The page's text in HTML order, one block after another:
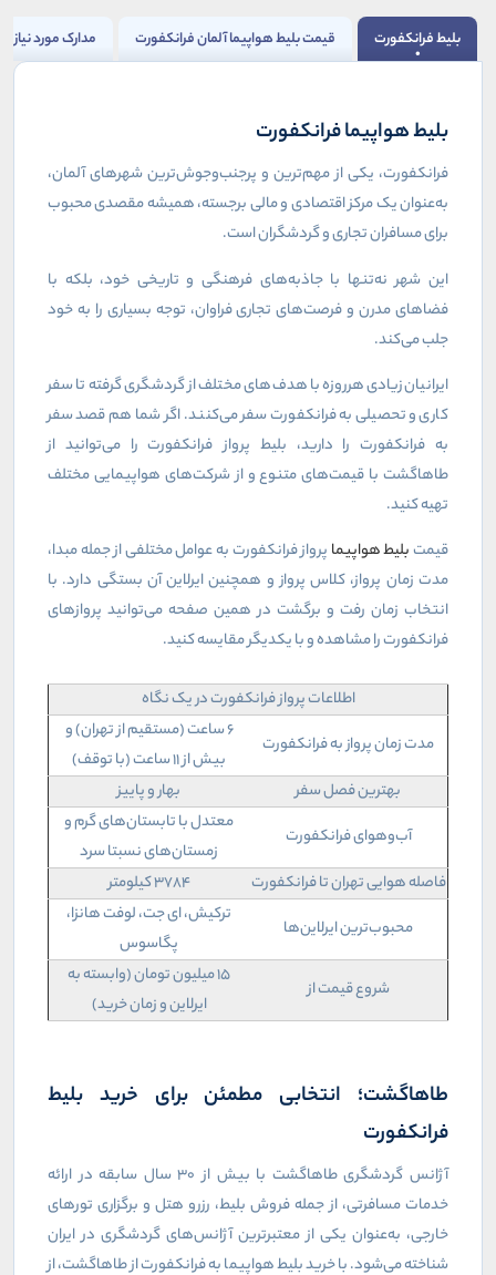
بلیط فرانکفورت قیمت بلیط هواپیما آلمان فرانکفورت مدارک مورد نیاز
بلیط هواپیما فرانکفورت
فرانکفورت، یکی از مهم‌ترین و پرجنب‌وجوش‌ترین شهرهای آلمان،
به‌عنوان یک مرکز اقتصادی و مالی برجسته، همیشه مقصدی محبوب
برای مسافران تجاری و گردشگران است.
این شهر نه‌تنها با جاذبه‌های فرهنگی و تاریخی خود، بلکه با
فضاهای مدرن و فرصت‌های تجاری فراوان، توجه بسیاری را به خود
جلب می‌کند.
ایرانیان زیادی هرروزه با هدف‌های مختلف از گردشگری گرفته تا سفر
کاری و تحصیلی به فرانکفورت سفر می‌کنند. اگر شما هم قصد سفر
به فرانکفورت را دارید، بلیط پرواز فرانکفورت را می‌توانید از
طاهاگشت با قیمت‌های متنوع و از شرکت‌های هواپیمایی مختلف
تهیه کنید.
قیمتبلیط هواپیما پرواز فرانکفورت به عوامل مختلفی از جمله مبدا،
مدت زمان پرواز، کلاس پرواز و همچنین ایرلاین آن بستگی دارد. با
انتخاب زمان رفت و برگشت در همین صفحه می‌توانید پروازهای
فرانکفورت را مشاهده و با یکدیگر مقایسه کنید.
اطلاعات پرواز فرانکفورت در یک نگاه
مدت زمان پرواز به فرانکفورت
۶ ساعت (مستقیم از تهران) و
بیش از ۱۱ ساعت (با توقف)
بهترین فصل سفر
بهار و پاییز
آب‌وهوای فرانکفورت
معتدل با تابستان‌های گرم و
زمستان‌های نسبتا سرد
فاصله هوایی تهران تا فرانکفورت
۳۷۸۴ کیلومتر
محبوب‌ترین ایرلاین‌ها
ترکیش، ای جت، لوفت هانزا،
پگاسوس
شروع قیمت از
۱۵ میلیون تومان (وابسته به
ایرلاین و زمان خرید)
طاهاگشت؛ انتخابی مطمئن برای خرید بلیط
فرانکفورت
آژانس گردشگری طاهاگشت با بیش از ۳۰ سال سابقه در ارائه
خدمات مسافرتی، از جمله فروش بلیط، رزرو هتل و برگزاری تورهای
خارجی، به‌عنوان یکی از معتبرترین آژانس‌های گردشگری در ایران
شناخته می‌شود. با خرید بلیط هواپیما به فرانکفورت از طاهاگشت، از